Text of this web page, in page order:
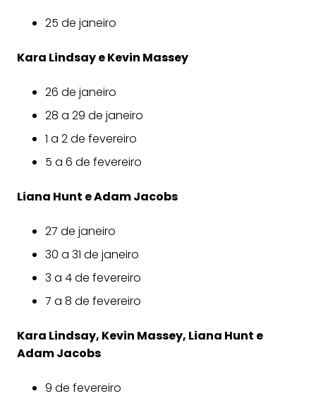
25 de janeiro
Kara Lindsay e Kevin Massey
26 de janeiro
28 a 29 de janeiro
1 a 2 de fevereiro
5 a 6 de fevereiro
Liana Hunt e Adam Jacobs
27 de janeiro
30 a 31 de janeiro
3 a 4 de fevereiro
7 a 8 de fevereiro
Kara Lindsay, Kevin Massey, Liana Hunt e
Adam Jacobs
9 de fevereiro